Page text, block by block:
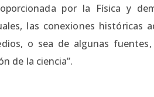
por la Física y
las conexiones históricas
o sea de algunas
de la ciencia”.